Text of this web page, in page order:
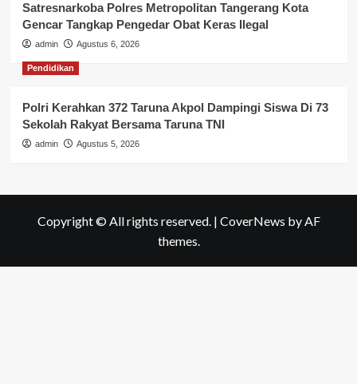
Satresnarkoba Polres Metropolitan Tangerang Kota
Gencar Tangkap Pengedar Obat Keras Ilegal
admin Agustus 6, 2026
Pendidikan
Polri Kerahkan 372 Taruna Akpol Dampingi Siswa Di 73
Sekolah Rakyat Bersama Taruna TNI
admin Agustus 5, 2026
Copyright © All rights reserved. | CoverNews by AF
themes.